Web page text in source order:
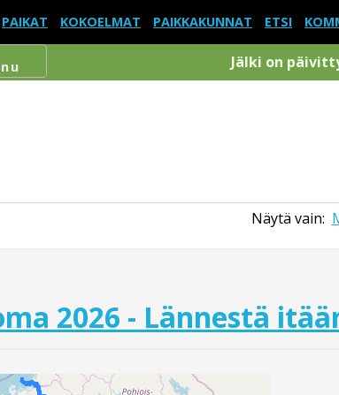
PAIKAT KOKOELMAT PAIKKAKUNNAT ETSI
Jälki on
Näytä vain:
2026 - Lännestä